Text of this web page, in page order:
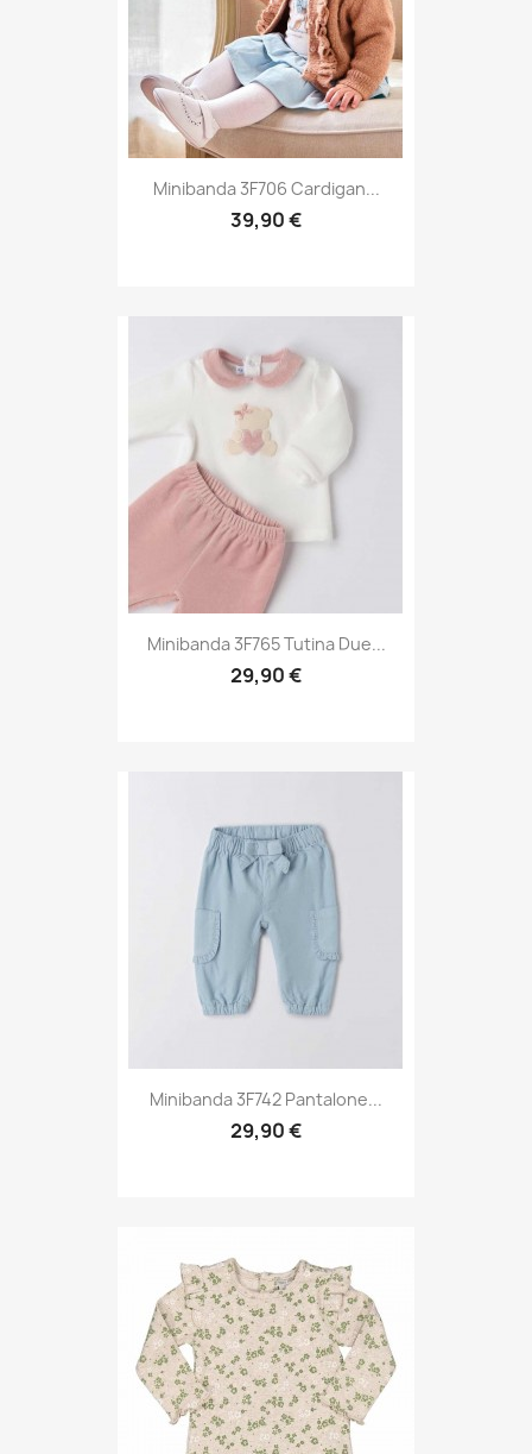
Minibanda 3F706 Cardigan...
39,90 €
Minibanda 3F765 Tutina Due...
29,90 €
Minibanda 3F742 Pantalone...
29,90 €